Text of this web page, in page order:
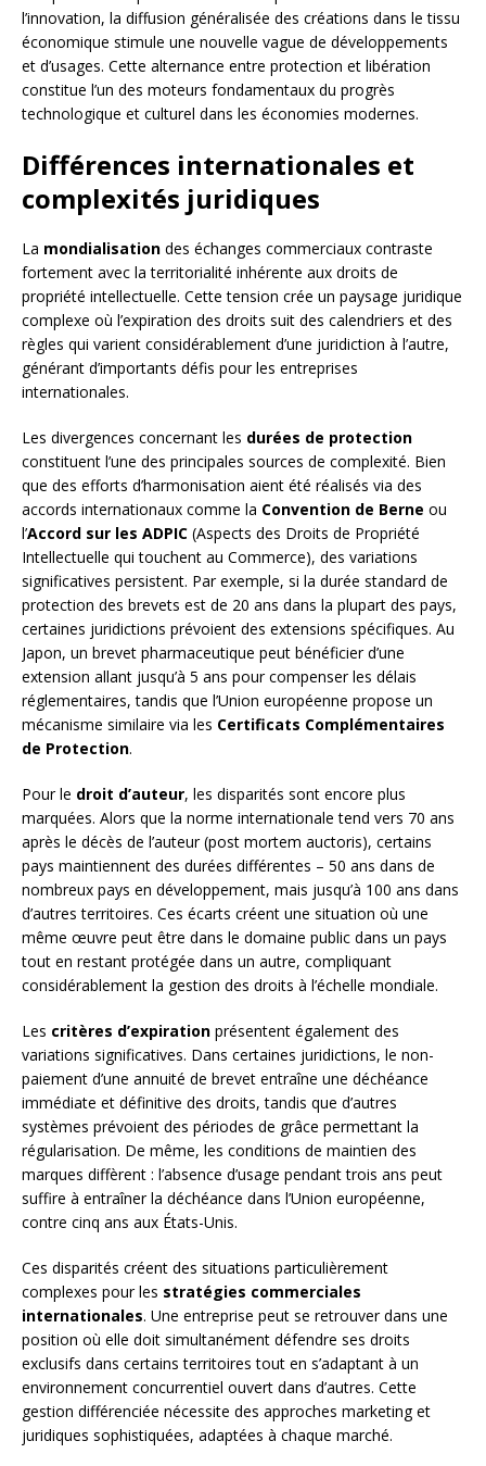
l’innovation, la diffusion généralisée des créations dans le tissu
économique stimule une nouvelle vague de développements
et d’usages. Cette alternance entre protection et libération
constitue l’un des moteurs fondamentaux du progrès
technologique et culturel dans les économies modernes.
Différences internationales et
complexités juridiques
La mondialisation des échanges commerciaux contraste
fortement avec la territorialité inhérente aux droits de
propriété intellectuelle. Cette tension crée un paysage juridique
complexe où l’expiration des droits suit des calendriers et des
règles qui varient considérablement d’une juridiction à l’autre,
générant d’importants défis pour les entreprises
internationales.
Les divergences concernant les durées de protection
constituent l’une des principales sources de complexité. Bien
que des efforts d’harmonisation aient été réalisés via des
accords internationaux comme la Convention de Berne ou
l’Accord sur les ADPIC (Aspects des Droits de Propriété
Intellectuelle qui touchent au Commerce), des variations
significatives persistent. Par exemple, si la durée standard de
protection des brevets est de 20 ans dans la plupart des pays,
certaines juridictions prévoient des extensions spécifiques. Au
Japon, un brevet pharmaceutique peut bénéficier d’une
extension allant jusqu’à 5 ans pour compenser les délais
réglementaires, tandis que l’Union européenne propose un
mécanisme similaire via les Certificats Complémentaires
de Protection.
Pour le droit d’auteur, les disparités sont encore plus
marquées. Alors que la norme internationale tend vers 70 ans
après le décès de l’auteur (post mortem auctoris), certains
pays maintiennent des durées différentes – 50 ans dans de
nombreux pays en développement, mais jusqu’à 100 ans dans
d’autres territoires. Ces écarts créent une situation où une
même œuvre peut être dans le domaine public dans un pays
tout en restant protégée dans un autre, compliquant
considérablement la gestion des droits à l’échelle mondiale.
Les critères d’expiration présentent également des
variations significatives. Dans certaines juridictions, le non-
paiement d’une annuité de brevet entraîne une déchéance
immédiate et définitive des droits, tandis que d’autres
systèmes prévoient des périodes de grâce permettant la
régularisation. De même, les conditions de maintien des
marques diffèrent : l’absence d’usage pendant trois ans peut
suffire à entraîner la déchéance dans l’Union européenne,
contre cinq ans aux États-Unis.
Ces disparités créent des situations particulièrement
complexes pour les stratégies commerciales
internationales. Une entreprise peut se retrouver dans une
position où elle doit simultanément défendre ses droits
exclusifs dans certains territoires tout en s’adaptant à un
environnement concurrentiel ouvert dans d’autres. Cette
gestion différenciée nécessite des approches marketing et
juridiques sophistiquées, adaptées à chaque marché.